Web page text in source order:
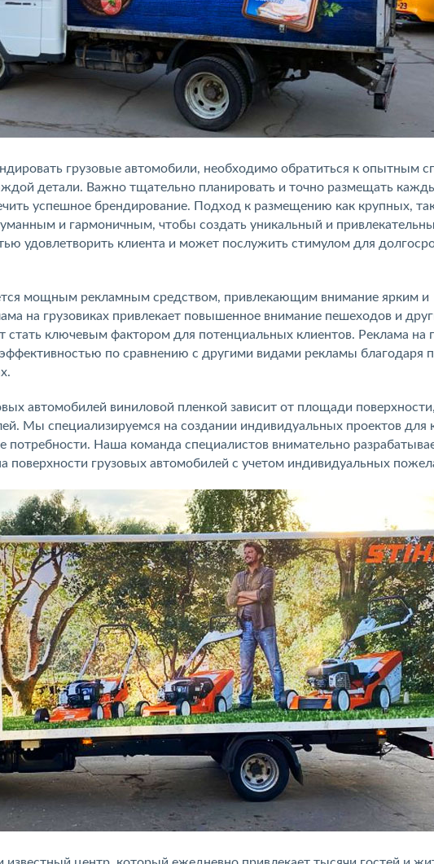
грузовые автомобили, необходимо обратиться к опытным
детали. Важно тщательно планировать и точно размещать
успешное брендирование. Подход к размещению как крупных,
и гармоничным, чтобы создать уникальный и
удовлетворить клиента и может послужить стимулом для
мощным рекламным средством, привлекающим внимание ярким и
на грузовиках привлекает повышенное внимание пешеходов и
ключевым фактором для потенциальных клиентов. Реклама на
по сравнению с другими видами рекламы благодаря
автомобилей виниловой пленкой зависит от площади
Мы специализируемся на создании индивидуальных проектов для
потребности. Наша команда специалистов внимательно
поверхности грузовых автомобилей с учетом индивидуальных